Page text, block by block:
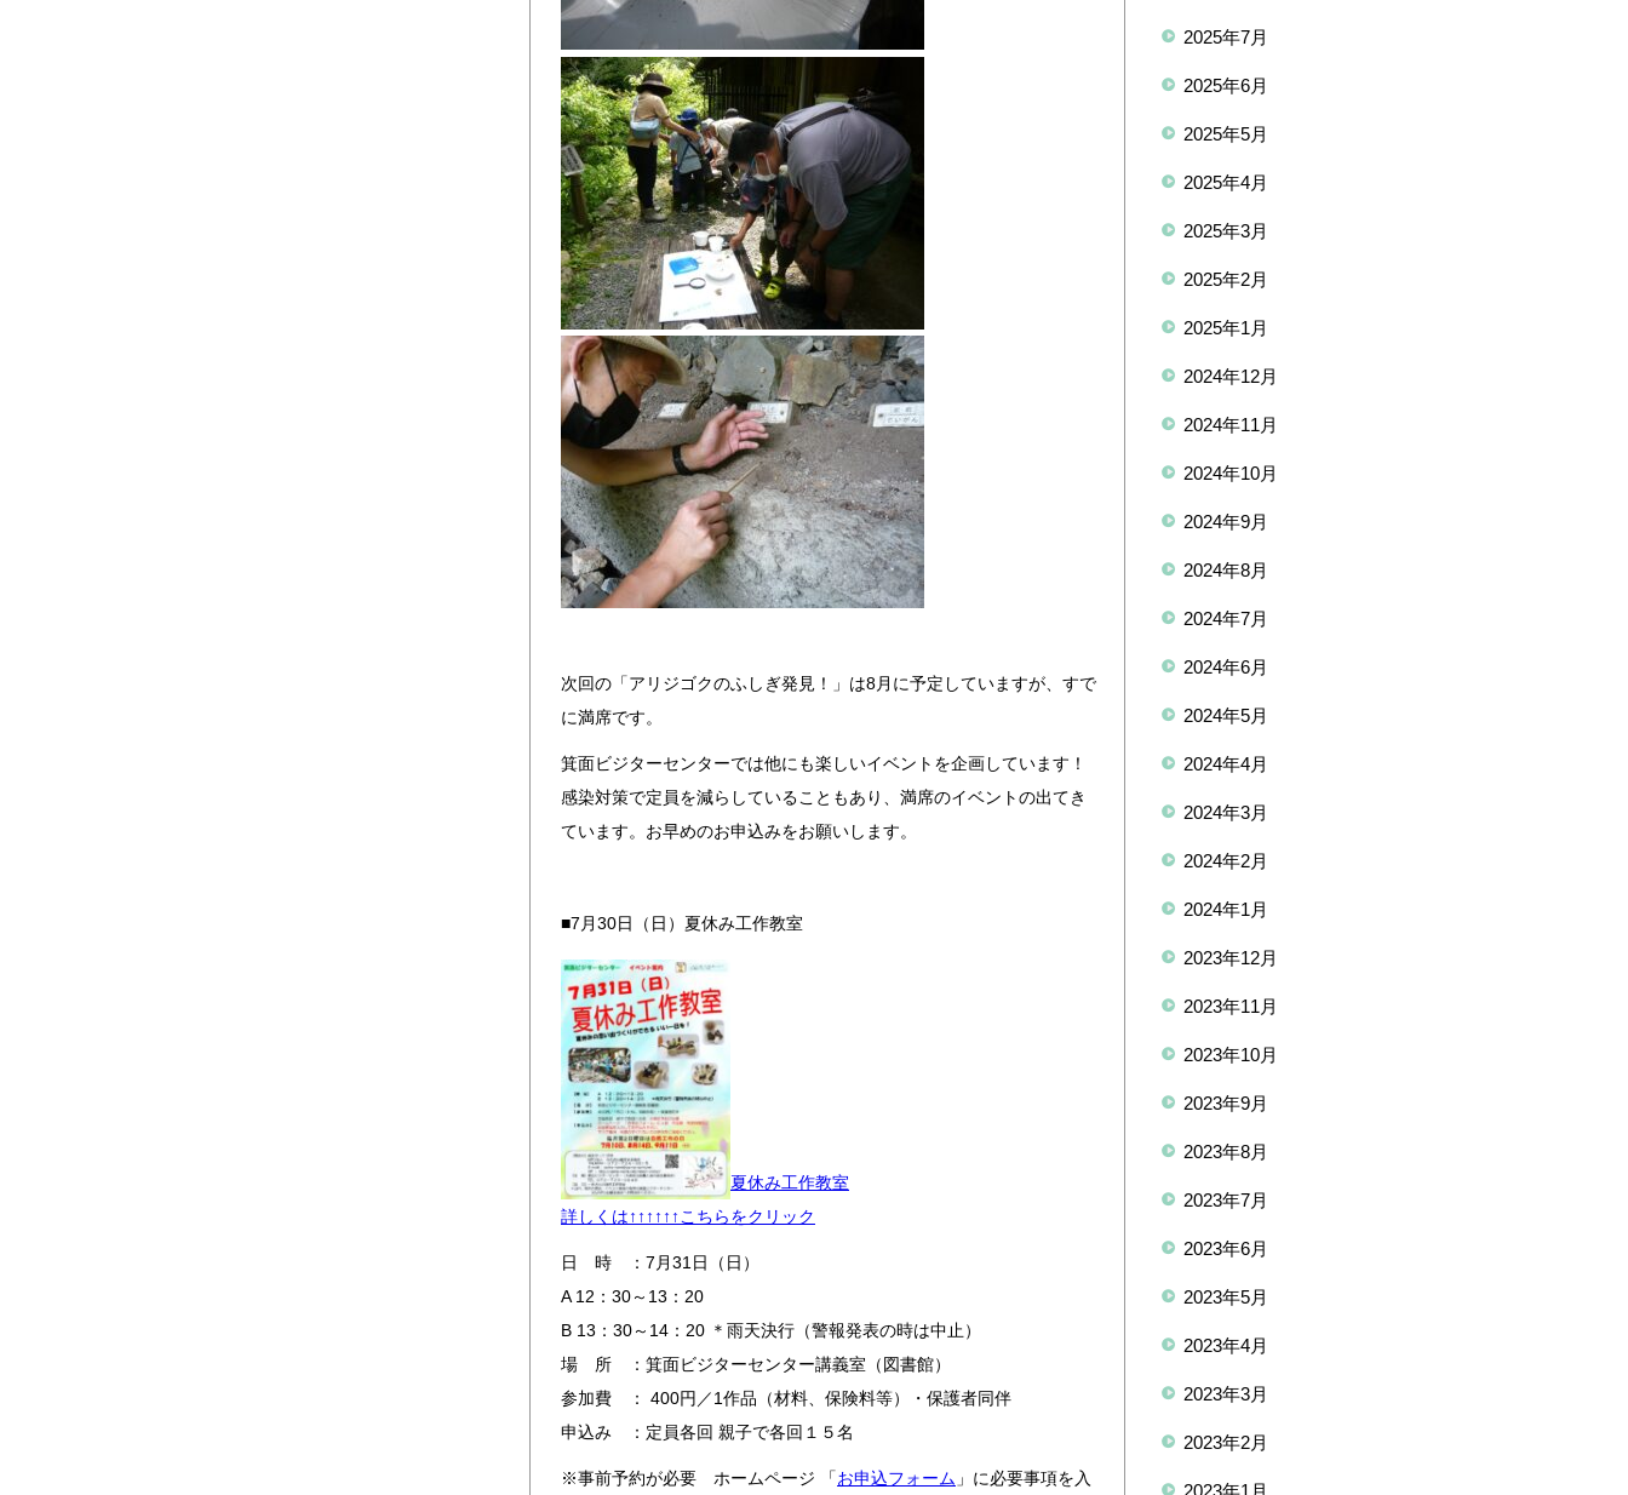
次回の「アリジゴクのふしぎ発見！」は8月に予定していますが、すで
に満席です。
箕面ビジターセンターでは他にも楽しいイベントを企画しています！
感染対策で定員を減らしていることもあり、満席のイベントの出てき
ています。お早めのお申込みをお願いします。
■7月30日（日）夏休み工作教室
夏休み工作教室
詳しくは↑↑↑↑↑↑こちらをクリック
日 時 ：7月31日（日）
A 12：30～13：20
B 13：30～14：20 ＊雨天決行（警報発表の時は中止）
場 所 ：箕面ビジターセンター講義室（図書館）
参加費 ： 400円／1作品（材料、保険料等）・保護者同伴
申込み ：定員各回 親子で各回１５名
※事前予約が必要 ホームページ 「お申込フォーム 」に必要事項を入
2025年7月
2025年6月
2025年5月
2025年4月
2025年3月
2025年2月
2025年1月
2024年12月
2024年11月
2024年10月
2024年9月
2024年8月
2024年7月
2024年6月
2024年5月
2024年4月
2024年3月
2024年2月
2024年1月
2023年12月
2023年11月
2023年10月
2023年9月
2023年8月
2023年7月
2023年6月
2023年5月
2023年4月
2023年3月
2023年2月
2023年1月